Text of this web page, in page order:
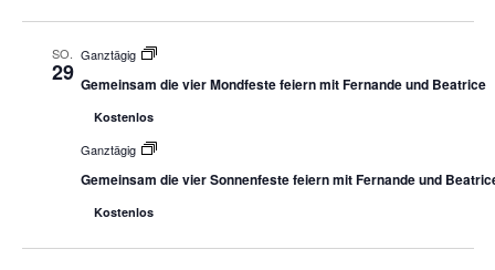
SO.
29
Ganztägig
Gemeinsam die vier Mondfeste feiern mit Fernande und Beatrice
Kostenlos
Ganztägig
Gemeinsam die vier Sonnenfeste feiern mit Fernande und
Kostenlos